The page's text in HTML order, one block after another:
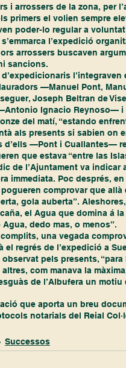
i arrossers de la zona, per
primers el volien sempre
poder-lo regular a
arrossers buscaven
sancions.
—Manuel Pont,
Joseph Beltran de
Ignacio Reynoso— i
als presents si sabien on
d’ells —Pont i Cuallantes—
que estava “entre las
immediata. Poc després,
comprovar que allà
gola auberta”.
el Agua que domina á
dedo mas, o menos”.
el regrés de l’expedició a
pels presents,
com manava la
de l’Albufera un motiu
que aporta un breu
notarials del Reial
Successos